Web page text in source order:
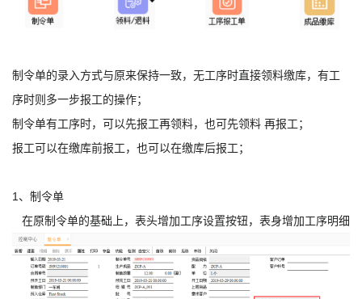
制令单的录入方式与原来保持一致，无工序时直接领料缴库，有工
序时则多一步报工的操作；
制令单有工序时，可以先报工再领料，也可先领料 再报工；
报工可以在缴库前报工，也可以在缴库后报工；
1、制令单
在原制令单的基础上，表头增加工序设置按钮，表身增加工序明细